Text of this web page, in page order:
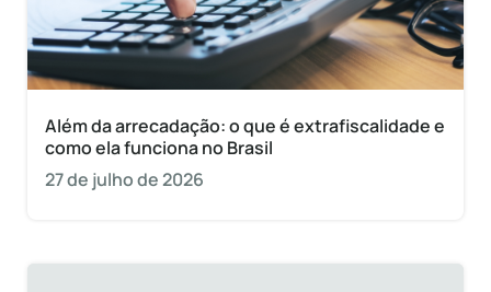
Além da arrecadação: o que é extrafiscalidade e
como ela funciona no Brasil
27 de julho de 2026